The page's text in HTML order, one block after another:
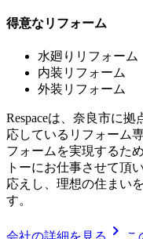
得意なリフォーム
水廻りリフォーム
内装リフォーム
外装リフォーム
Respaceは、奈良市に
応しているリフォーム
フォームを実現するた
トーにお仕事させて頂
応えし、理想の住まい
す。
会社の詳細を見る chevron_right こ